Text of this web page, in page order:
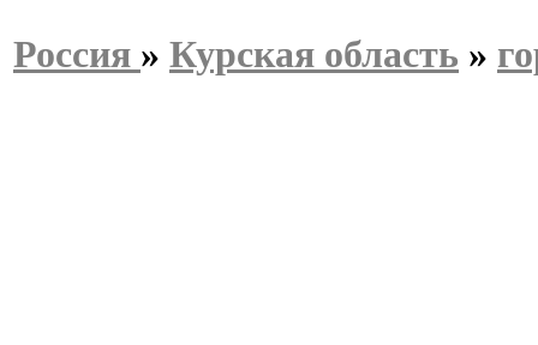
Россия » Курская область »